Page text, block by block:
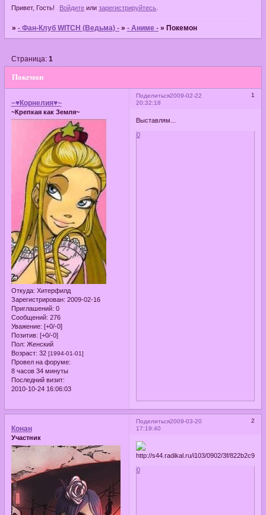
Привет, Гость! Войдите илизарегистрируйтесь
» - Фан-Клуб WITCH (Ведьма) - » - Аниме - » Покемон
Покемон
Страница: 1
Поделиться 1
2009-02-22
20:32:18
~♥Корнелия♥~
~Крепкая как Земля~
Откуда: Хитерфилд
Зарегистрирован: 2009-02-16
Приглашений: 0
Сообщений: 276
Уважение: [+0/-0]
Позитив: [+0/-0]
Пол: Женский
Возраст: 32 [1994-01-01]
Провел на форуме:
8 часов 34 минуты
Последний визит:
2010-10-24 16:06:03
Выставлям...
0
Поделиться 2
2009-03-20
17:19:40
Конан
Участник
0